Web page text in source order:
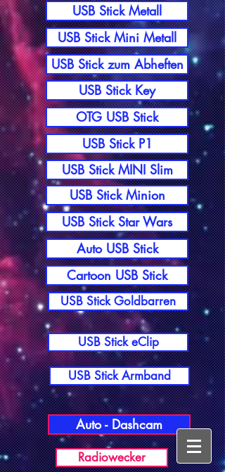
USB Stick Metall
USB Stick Mini Metall
USB Stick zum Abheften
USB Stick Key
OTG USB Stick
USB Stick P1
USB Stick MINI Slim
USB Stick Minion
USB Stick Star Wars
Auto USB Stick
Cartoon USB Stick
USB Stick Goldbarren
USB Stick eClip
USB Stick Armband
Auto - Dashcam
Radiowecker